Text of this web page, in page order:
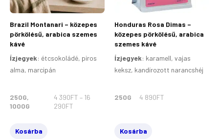
Brazil Montanari – közepes
pörkölésű, arabica szemes
kávé
Ízjegyek: étcsokoládé, piros
alma, marcipán
250G,
1000G
4 390FT – 16
290FT
Kosárba
változatok
termékoldalon
választhatók
Honduras Rosa Dimas –
közepes pörkölésű, arabica
szemes kávé
Ízjegyek: karamell, vajas
keksz, kandírozott narancshéj
250G 4 890FT
Kosárba